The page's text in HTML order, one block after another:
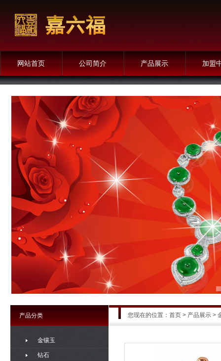
网站首页 公司简介 产品展示 加盟
您现在的位置： 首页 > 产品展示 >
产品分类
金镶玉
钻石